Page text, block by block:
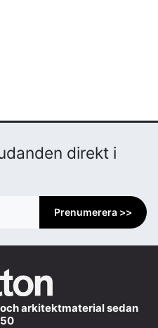
direkt i
Prenumerera >>
arkitektmaterial sedan